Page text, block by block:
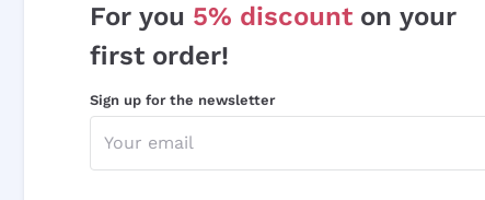
For you 5% discount on your
first order!
Sign up for the newsletter